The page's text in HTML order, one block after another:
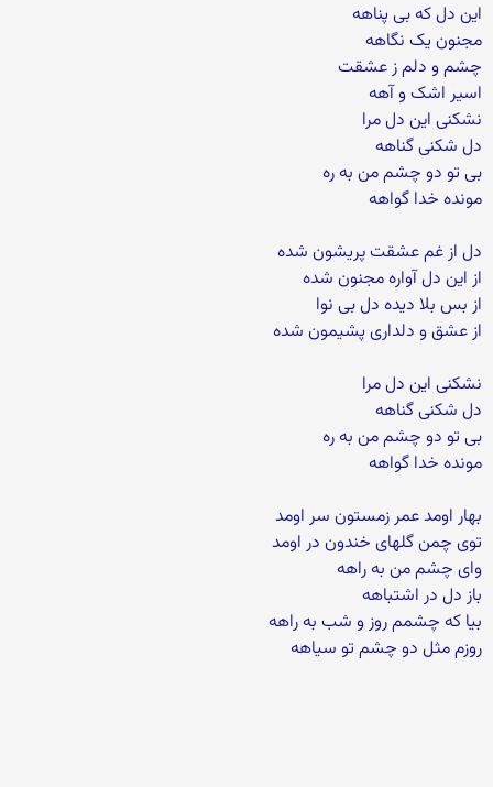
این دل که بی پناهه
مجنون یک نگاهه
چشم و دلم ز عشقت
اسیر اشک و آهه
نشکنی این دل مرا
دل شکنی گناهه
بی تو دو چشم من به ره
مونده خدا گواهه
دل از غم عشقت پریشون شده
از این دل آواره مجنون شده
از بس بلا دیده دل بی نوا
از عشق و دلداری پشیمون شده
نشکنی این دل مرا
دل شکنی گناهه
بی تو دو چشم من به ره
مونده خدا گواهه
بهار اومد عمر زمستون سر اومد
توی چمن گلهای خندون در اومد
وای چشم من به راهه
باز دل در اشتباهه
بیا که چشمم روز و شب به راهه
روزم مثل دو چشم تو سیاهه